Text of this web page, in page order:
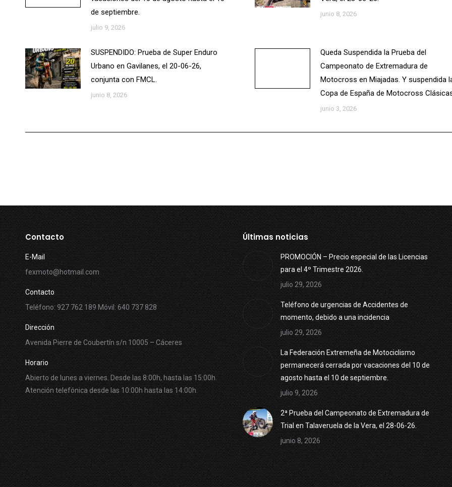
de septiembre.
julio 9, 2026
junio 8, 2026
SUSPENDIDO: Prueba de Super Enduro
Urbano en Gavilanes, el 20-06-26,
conjunta con FMCL.
junio 8, 2026
Queda Suspendida la Prueba del
Campeonato de Extremadura de
Motocross en Miajadas. Y suspendida
Copa de España de Motocross
junio 3, 2026
Contacto
E-Mail
fexmoto@hotmail.com
Contacto
Teléfono: 927 762 189 Móvil: 640 737 828
Dirección
Avenida Pierre de Coubertín s/n 10005 – Cáceres
Horario
Abierto de lunes a viernes. Desde las 8:00h, hasta las 15:00h.
Atención telefónica desde las 10:00h hasta las 14:00h.
Últimas noticias
PROMOCIÓN – Precio especial de las Licencias
para el 4º Trimestre 2026.
julio 29, 2026
Teléfono de urgencias de Accidentes de
momento, debido a una incidencia
julio 29, 2026
La Federación Extremeña de Motociclismo
permanecerá cerrada por vacaciones del 10 de
agosto hasta el 10 de septiembre.
julio 9, 2026
2ª Prueba del Campeonato de Extremadura de
Trial en Talaveruela de la Vera, el 28-06-26.
junio 8, 2026